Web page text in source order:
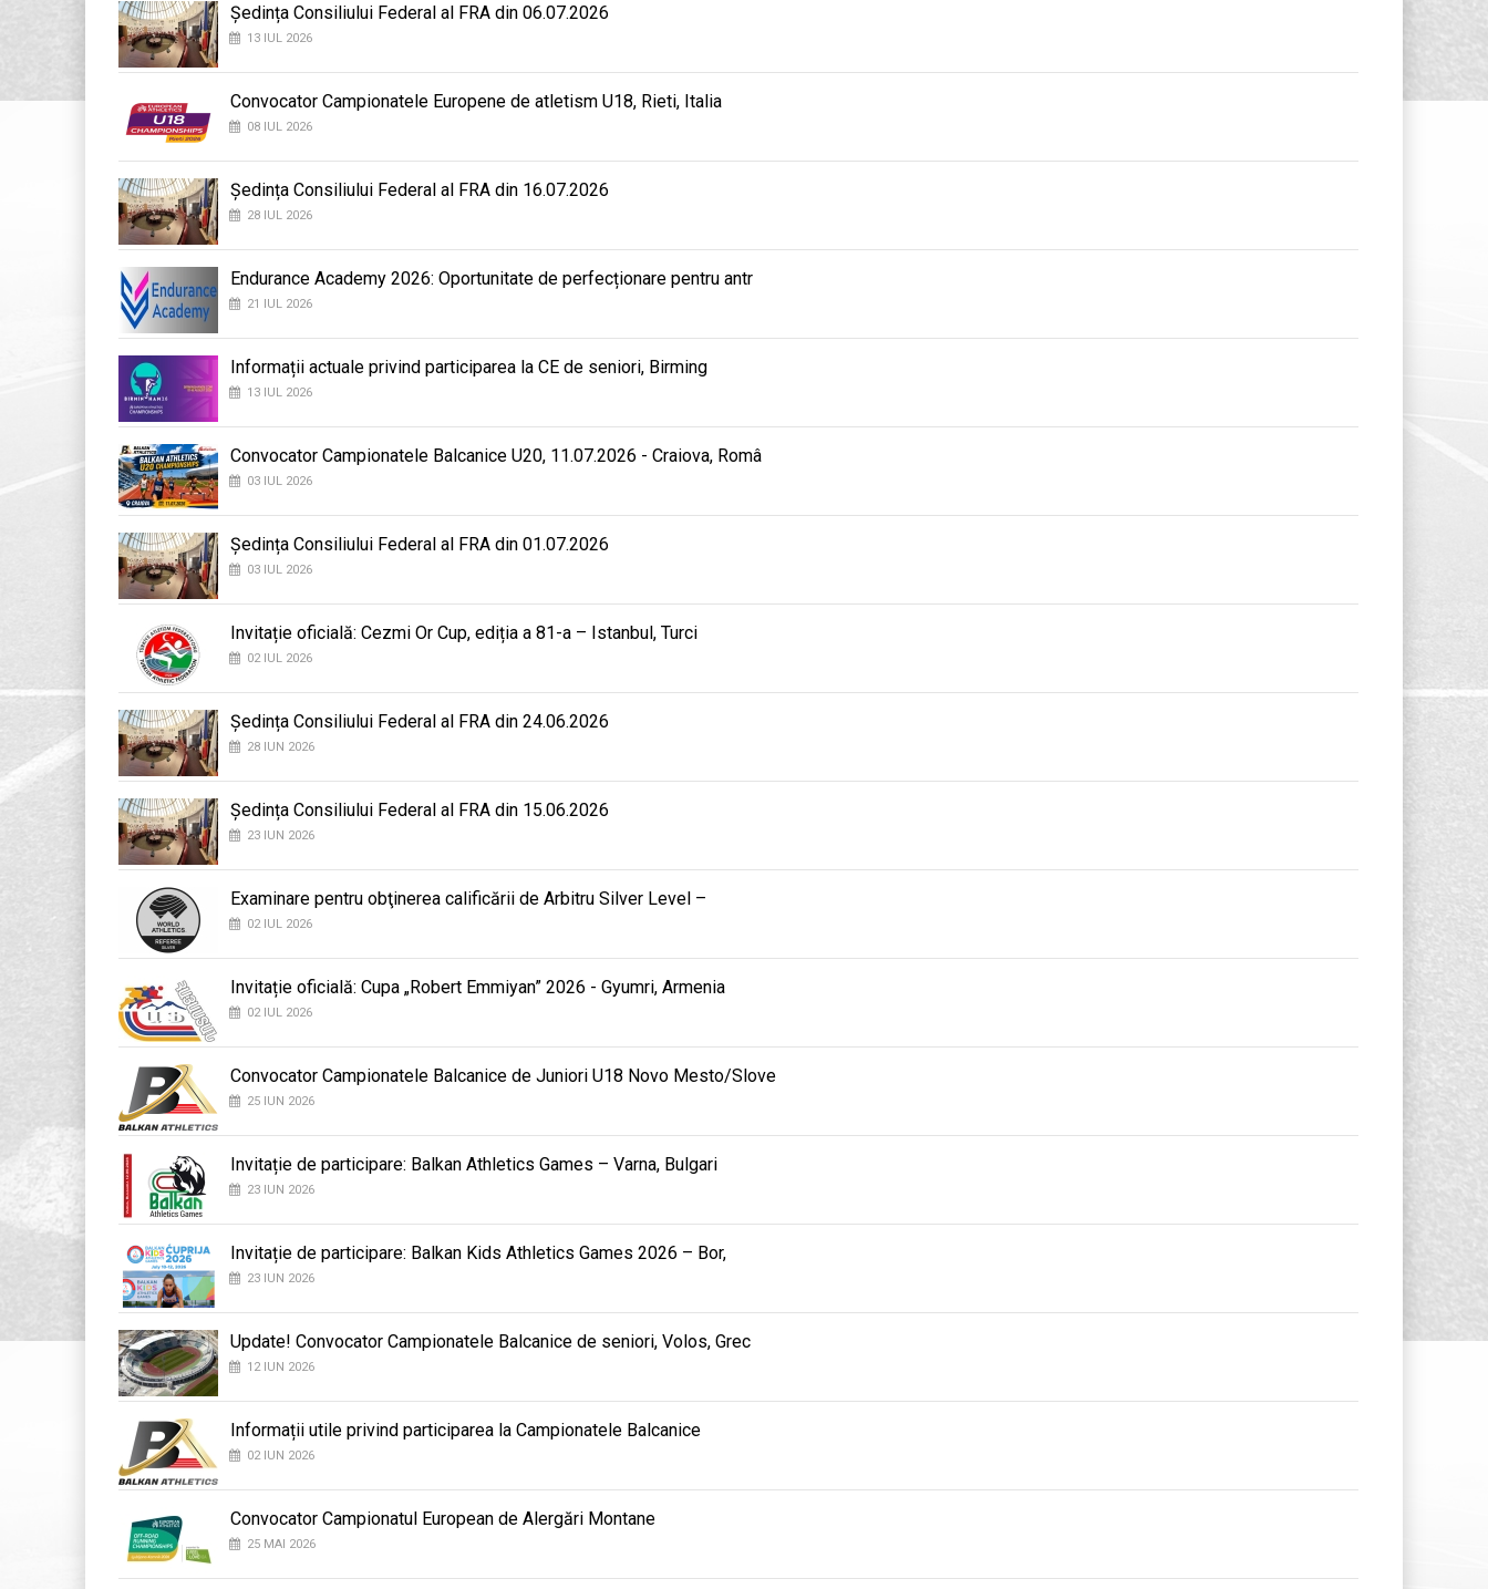
Ședința Consiliului Federal al FRA din 06.07.2026
13 IUL 2026
Convocator Campionatele Europene de atletism U18, Rieti, Italia
08 IUL 2026
Ședința Consiliului Federal al FRA din 16.07.2026
28 IUL 2026
Endurance Academy 2026: Oportunitate de perfecționare pentru antr
21 IUL 2026
Informații actuale privind participarea la CE de seniori, Birming
13 IUL 2026
Convocator Campionatele Balcanice U20, 11.07.2026 - Craiova, Româ
03 IUL 2026
Ședința Consiliului Federal al FRA din 01.07.2026
03 IUL 2026
Invitație oficială: Cezmi Or Cup, ediția a 81-a – Istanbul, Turci
02 IUL 2026
Ședința Consiliului Federal al FRA din 24.06.2026
28 IUN 2026
Ședința Consiliului Federal al FRA din 15.06.2026
23 IUN 2026
Examinare pentru obţinerea calificării de Arbitru Silver Level –
02 IUL 2026
Invitație oficială: Cupa „Robert Emmiyan” 2026 - Gyumri, Armenia
02 IUL 2026
Convocator Campionatele Balcanice de Juniori U18 Novo Mesto/Slove
25 IUN 2026
Invitație de participare: Balkan Athletics Games – Varna, Bulgari
23 IUN 2026
Invitație de participare: Balkan Kids Athletics Games 2026 – Bor,
23 IUN 2026
Update! Convocator Campionatele Balcanice de seniori, Volos, Grec
12 IUN 2026
Informații utile privind participarea la Campionatele Balcanice
02 IUN 2026
Convocator Campionatul European de Alergări Montane
25 MAI 2026